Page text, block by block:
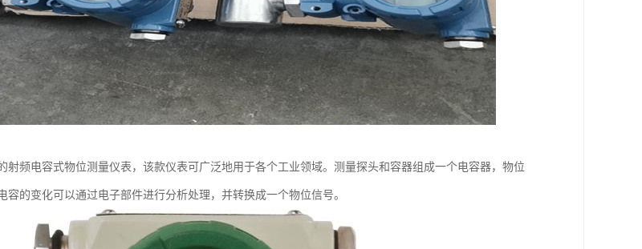
射频电容式物位测量仪表，该款仪表可广泛地用于各个工业领域。测量探头和容器组成一个电容器，物位
容的变化可以通过电子部件进行分析处理，并转换成一个物位信号。